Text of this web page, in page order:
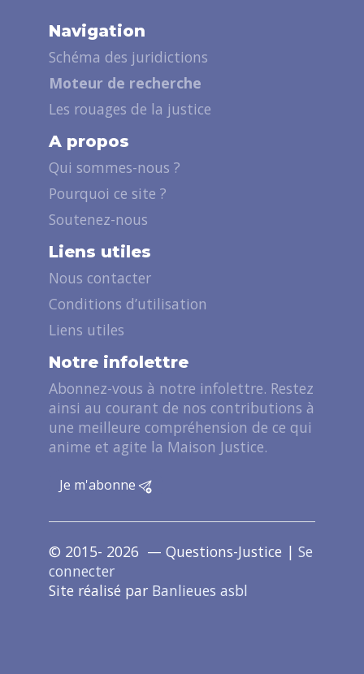
Navigation
Schéma des juridictions
Moteur de recherche
Les rouages de la justice
A propos
Qui sommes-nous ?
Pourquoi ce site ?
Soutenez-nous
Liens utiles
Nous contacter
Conditions d’utilisation
Liens utiles
Notre infolettre
Abonnez-vous à notre infolettre. Restez
ainsi au courant de nos contributions à
une meilleure compréhension de ce qui
anime et agite la Maison Justice.
Je m'abonne
© 2015- 2026 — Questions-Justice | Se
connecter
Site réalisé par Banlieues asbl